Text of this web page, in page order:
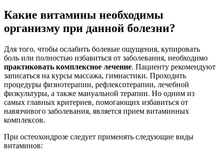
Какие витамины необходимы
организму при данной болезни?
Для того, чтобы ослабить болевые ощущения, купировать
боль или полностью избавиться от заболевания, необходимо
практиковать комплексное лечение. Пациенту рекомендуют
записаться на курсы массажа, гимнастики. Проходить
процедуры физиотерапии, рефлексотерапии, лечебной
физкультуры, а также мануальной терапии. Но одним из
самых главных критериев, помогающих избавиться от
навязчивого заболевания, является прием витаминных
комплексов.
При остеохондрозе следует применять следующие виды
витаминов: